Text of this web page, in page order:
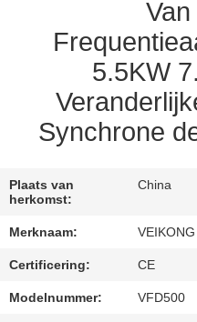
OM EEN
CITAAT
SITEMAP
PRIVACYBELEID
5.5KW
Synchrone
Plaats van
herkomst:
China
Merknaam: VEIKONG
Certificering: CE
Modelnummer: VFD500